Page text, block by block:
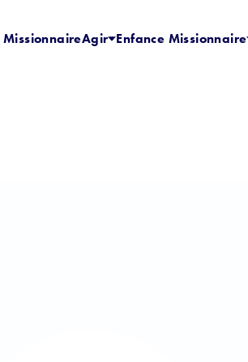
MissionnaireAgir Enfance Missionnaire